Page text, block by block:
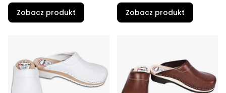
Zobacz produkt Zobacz produkt